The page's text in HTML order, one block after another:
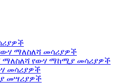
ማለስለሻ መሳሪያዎች
ማለስለሻ የውሃ ማከሚያ መሳሪያዎች
መሳሪያዎች
መሣሪያዎች